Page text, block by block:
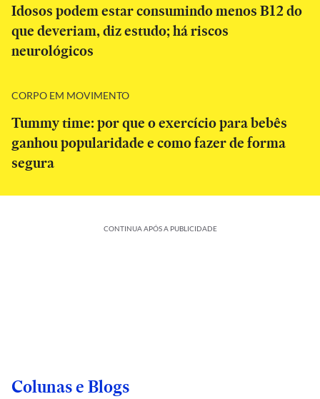
Idosos podem estar consumindo menos B12 do
que deveriam, diz estudo; há riscos
neurológicos
CORPO EM MOVIMENTO
Tummy time: por que o exercício para bebês
ganhou popularidade e como fazer de forma
segura
CONTINUA APÓS A PUBLICIDADE
Colunas e Blogs